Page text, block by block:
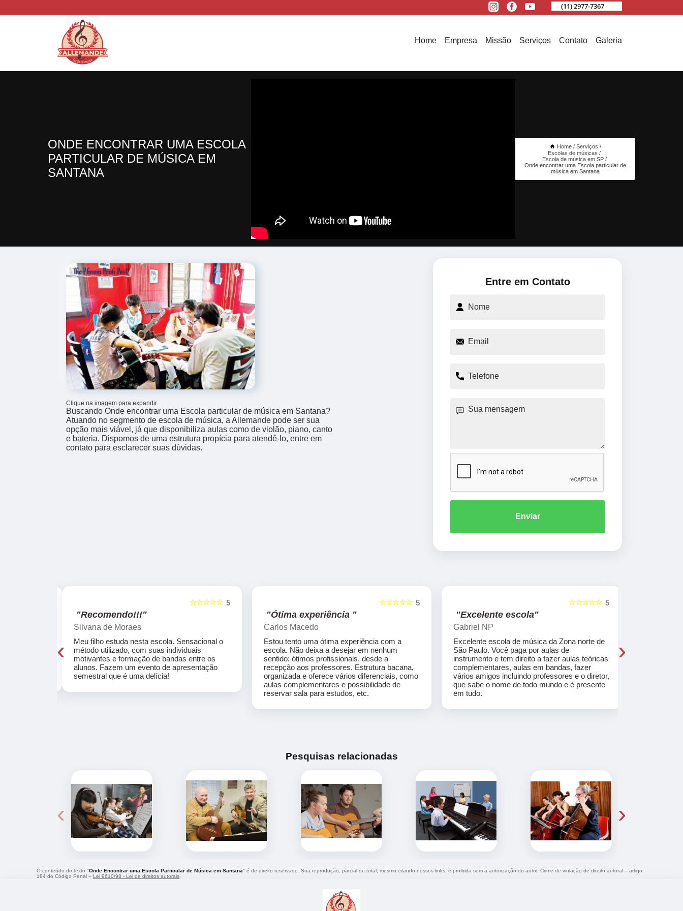
(11) 2977-7367
Home Empresa Missão Serviços Contato Galeria
ONDE ENCONTRAR UMA ESCOLA
PARTICULAR DE MÚSICA EM
SANTANA
Home
Serviços
Escolas de músicas
Escola de música em SP
Onde encontrar uma Escola particular de
música em Santana
Clique na imagem para expandir
Buscando Onde encontrar uma Escola particular de música em Santana?
Atuando no segmento de escola de música, a Allemande pode ser sua
opção mais viável, já que disponibiliza aulas como de violão, piano, canto
e bateria. Dispomos de uma estrutura propícia para atendê-lo, entre em
contato para esclarecer suas dúvidas.
Entre em Contato
Enviar
5
☆☆☆☆☆
"Recomendo!!!"
Silvana de Moraes
Meu filho estuda nesta escola. Sensacional o
método utilizado, com suas individuais
motivantes e formação de bandas entre os
alunos. Fazem um evento de apresentação
semestral que é uma delícia!
5
☆☆☆☆☆
"Ótima experiência "
Carlos Macedo
Estou tento uma ótima experiência com a
escola. Não deixa a desejar em nenhum
sentido: ótimos profissionais, desde a
recepção aos professores. Estrutura bacana,
organizada e oferece vários diferenciais, como
aulas complementares e possibilidade de
reservar sala para estudos, etc.
5
☆☆☆☆☆
"Excelente escola"
Gabriel NP
Excelente escola de música da Zona norte de
São Paulo. Você paga por aulas de
instrumento e tem direito a fazer aulas teóricas
complementares, aulas em bandas, fazer
vários amigos incluindo professores e o diretor,
que sabe o nome de todo mundo e é presente
em tudo.
‹ ›
Pesquisas relacionadas
‹ ›
O conteúdo do texto "Onde Encontrar uma Escola Particular de Música em Santana" é de direito reservado. Sua reprodução, parcial ou total, mesmo citando nossos links, é proibida sem a autorização do autor. Crime de violação de direito autoral – artigo
184 do Código Penal – Lei 9610/98 - Lei de direitos autorais